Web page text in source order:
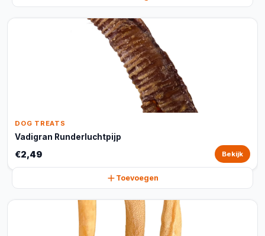
DOG TREATS
Vadigran Runderluchtpijp
€2,49 Bekijk
Toevoegen